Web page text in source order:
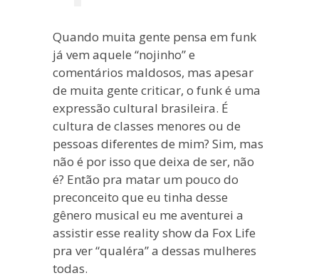
Quando muita gente pensa em funk
já vem aquele “nojinho” e
comentários maldosos, mas apesar
de muita gente criticar, o funk é uma
expressão cultural brasileira. É
cultura de classes menores ou de
pessoas diferentes de mim? Sim, mas
não é por isso que deixa de ser, não
é? Então pra matar um pouco do
preconceito que eu tinha desse
gênero musical eu me aventurei a
assistir esse reality show da Fox Life
pra ver “qualéra” a dessas mulheres
todas.